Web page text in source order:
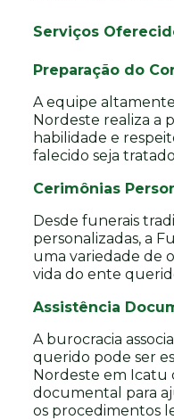
Serviços
Preparação do
A equipe
Nordeste realiza a
habilidade e
falecido seja
Cerimônias
Desde funerais
personalizadas, a
uma variedade de
vida do ente
Assistência
A burocracia
querido pode ser
Nordeste em Icatu
documental para
os procedimentos